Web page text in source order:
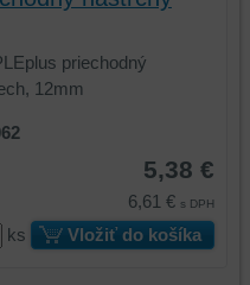
priechodný
12mm
5,38 €
6,61 € s DPH
ks Vložiť do košíka